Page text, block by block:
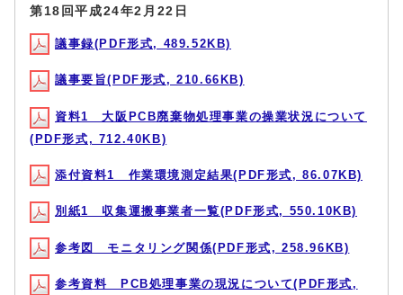
第18回平成24年2月22日
議事録(PDF形式, 489.52KB)
議事要旨(PDF形式, 210.66KB)
資料1 大阪PCB廃棄物処理事業の操業状況について
(PDF形式, 712.40KB)
添付資料1 作業環境測定結果(PDF形式, 86.07KB)
別紙1 収集運搬事業者一覧(PDF形式, 550.10KB)
参考図 モニタリング関係(PDF形式, 258.96KB)
参考資料 PCB処理事業の現況について(PDF形式,